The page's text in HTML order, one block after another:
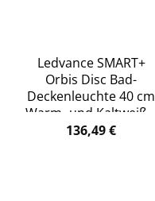
Ledvance SMART+
Orbis Disc Bad-
Deckenleuchte 40 cm
Warm- und Kaltweiß –
weiß
136,49€